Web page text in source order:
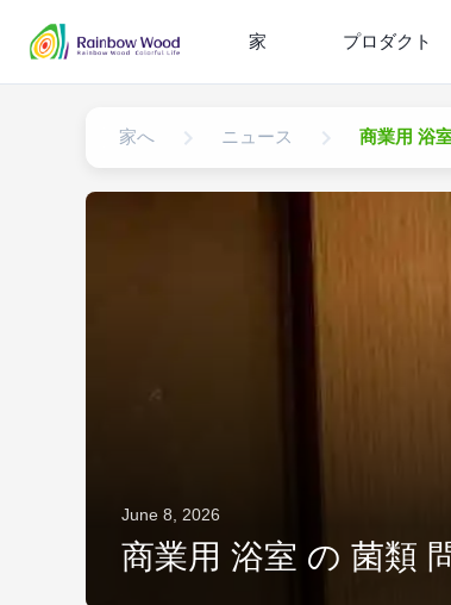
家 プロダクト
家へ ニュース 商業用 浴
June 8, 2026
商業用 浴室 の 菌類